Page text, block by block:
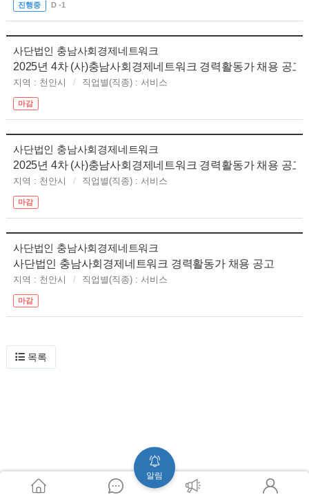
진행중 D -1
사단법인 충남사회경제네트워크
2025년 4차 (사)충남사회경제네트워크 경력활동가 채용 공고(
지역 : 천안시 직업별(직종) : 서비스
마감
사단법인 충남사회경제네트워크
2025년 4차 (사)충남사회경제네트워크 경력활동가 채용 공고
지역 : 천안시 직업별(직종) : 서비스
마감
사단법인 충남사회경제네트워크
사단법인 충남사회경제네트워크 경력활동가 채용 공고
지역 : 천안시 직업별(직종) : 서비스
마감
목록
알림